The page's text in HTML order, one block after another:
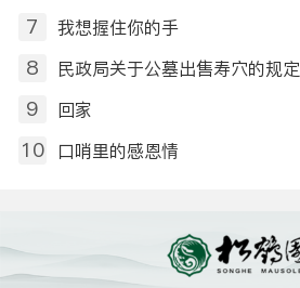
7 我想握住你的手
8 民政局关于公墓出售寿穴的规定
9 回家
10 口哨里的感恩情